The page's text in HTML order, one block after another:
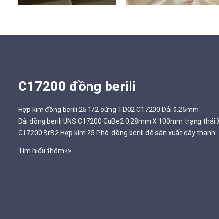
C17200 đồng berili
Hợp kim đồng berili 25 1/2 cứng TD02 C17200 Dải 0,25mm
Dải đồng berili UNS C17200 CuBe2 0,28mm X 100mm trạng thái
C17200 BrB2 Hợp kim 25 Phôi đồng berili để sản xuất dây thanh
Tìm hiểu thêm>>